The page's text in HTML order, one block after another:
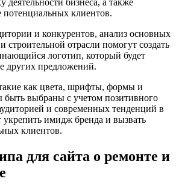
потенциальных клиентов.
и конкурентов, анализ основных
строительной отрасли помогут создать
логотип, который будет
других предложений.
как цвета, шрифты, формы и
выбраны с учетом позитивного
и современных тенденций в
укрепить имидж бренда и вызвать
клиентов.
для сайта о ремонте и